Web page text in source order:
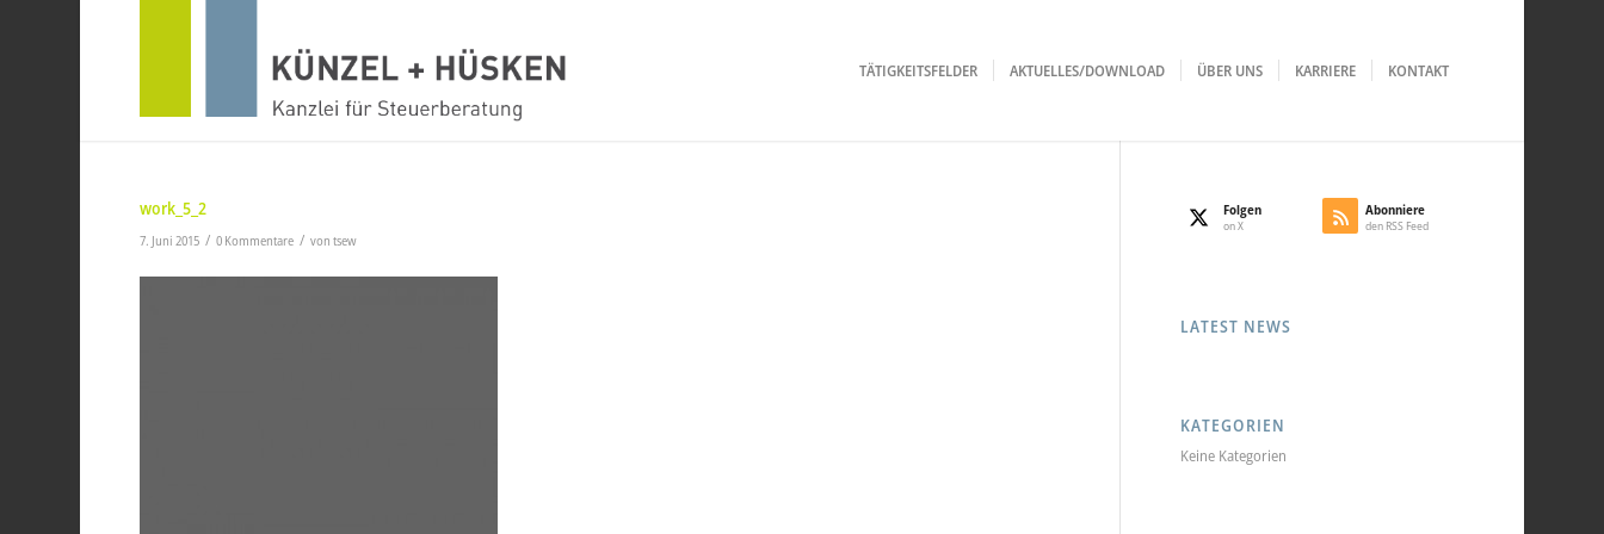
TÄTIGKEITSFELDER AKTUELLES/DOWNLOAD ÜBER UNS KARRIERE KONTAKT
work_5_2
7. Juni 2015 / 0 Kommentare / vontsew
Folgen
on X
Abonniere
den RSS Feed
LATEST NEWS
KATEGORIEN
Keine Kategorien